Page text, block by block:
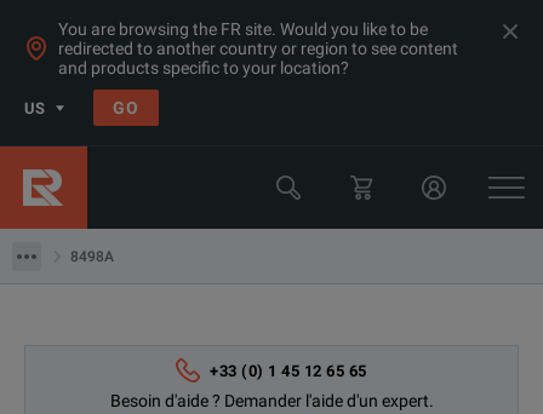
You are browsing the FR site. Would you like to be
redirected to another country or region to see content
and products specific to your location?
US GO
8498A
Accessoires RF & Hyperfréquences
Keysight Technologies
+33 (0) 1 45 12 65 65
Besoin d'aide ? Demander l'aide d'un expert.